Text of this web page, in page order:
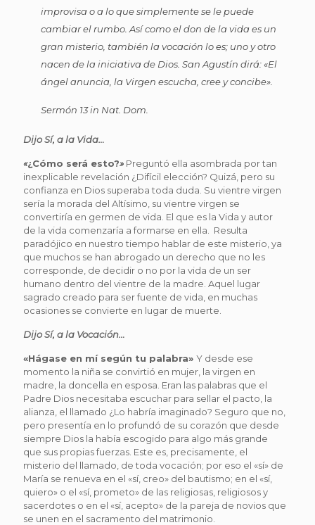
improvisa o a lo que simplemente se le puede
cambiar el rumbo. Así como el don de la vida es un
gran misterio, también la vocación lo es; uno y otro
nacen de la iniciativa de Dios. San Agustín dirá:«El
ángel anuncia, la Virgen escucha, cree y concibe».
Sermón 13 in Nat. Dom.
Dijo Sí, a la Vida…
«¿Cómo será esto?» Preguntó ella asombrada por tan
inexplicable revelación ¿Difícil elección? Quizá, pero su
confianza en Dios superaba toda duda. Su vientre virgen
sería la morada del Altísimo, su vientre virgen se
convertiría en germen de vida. El que es la Vida y autor
de la vida comenzaría a formarse en ella. Resulta
paradójico en nuestro tiempo hablar de este misterio, ya
que muchos se han abrogado un derecho que no les
corresponde, de decidir o no por la vida de un ser
humano dentro del vientre de la madre. Aquel lugar
sagrado creado para ser fuente de vida, en muchas
ocasiones se convierte en lugar de muerte.
Dijo Sí, a la Vocación…
«Hágase en mí según tu palabra» Y desde ese
momento la niña se convirtió en mujer, la virgen en
madre, la doncella en esposa. Eran las palabras que el
Padre Dios necesitaba escuchar para sellar el pacto, la
alianza, el llamado ¿Lo habría imaginado? Seguro que no,
pero presentía en lo profundó de su corazón que desde
siempre Dios la había escogido para algo más grande
que sus propias fuerzas. Este es, precisamente, el
misterio del llamado, de toda vocación; por eso el «sí» de
María se renueva en el «sí, creo» del bautismo; en el «sí,
quiero» o el «sí, prometo» de las religiosas, religiosos y
sacerdotes o en el «sí, acepto» de la pareja de novios que
se unen en el sacramento del matrimonio.